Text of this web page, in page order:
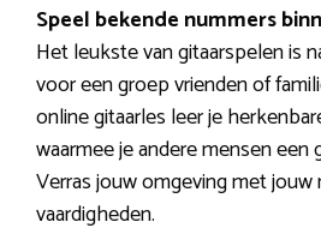
Speel bekende nummers
Het leukste van gitaarspelen is
voor een groep vrienden of
online gitaarles leer je
waarmee je andere mensen
Verras jouw omgeving met jouw
vaardigheden.